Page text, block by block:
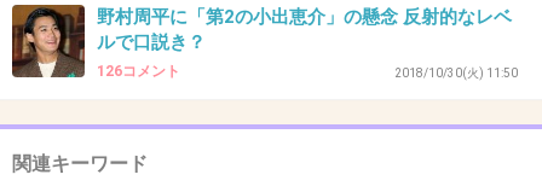
32. 匿名2018/11/16(金) 11:22:17
>>20
日本人のこと舐めてるって感じ。
+6 -1
野村周平に「第2の小出恵介」の懸念 反射的なレベ
ルで口説き？
126コメント 2018/10/30(火) 11:50
関連キーワード